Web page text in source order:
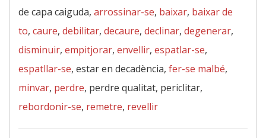
de capa caiguda, arrossinar-se, baixar, baixar de
to, caure, debilitar, decaure, declinar, degenerar,
disminuir, empitjorar, envellir, espatlar-se,
espatllar-se, estar en decadència, fer-se malbé,
minvar, perdre, perdre qualitat, periclitar,
rebordonir-se, remetre, revellir